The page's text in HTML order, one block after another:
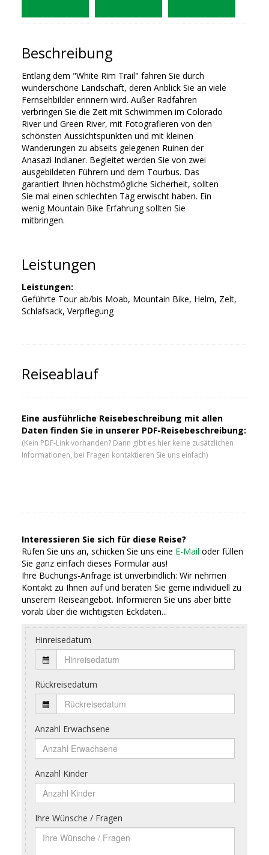
Beschreibung
Entlang dem "White Rim Trail" fahren Sie durch
wunderschöne Landschaft, deren Anblick Sie an viele
Fernsehbilder erinnern wird. Außer Radfahren
verbringen Sie die Zeit mit Schwimmen im Colorado
River und Green River, mit Fotografieren von den
schönsten Aussichtspunkten und mit kleinen
Wanderungen zu abseits gelegenen Ruinen der
Anasazi Indianer. Begleitet werden Sie von zwei
ausgebildeten Führern und dem Tourbus. Das
garantiert Ihnen höchstmögliche Sicherheit, sollten
Sie mal einen schlechten Tag erwischt haben. Ein
wenig Mountain Bike Erfahrung sollten Sie
mitbringen.
Leistungen
Leistungen:
Geführte Tour ab/bis Moab, Mountain Bike, Helm, Zelt,
Schlafsack, Verpflegung
Reiseablauf
Eine ausführliche Reisebeschreibung mit allen
Daten finden Sie in unserer PDF-Reisebeschreibung:
(Kein PDF-Link vorhanden? Dann gibt es hier keine zusätzlichen
Informationen, bei Fragen kontaktieren Sie uns einfach)
Interessieren Sie sich für diese Reise?
Rufen Sie uns an, schicken Sie uns eine E-Mail oder füllen
Sie ganz einfach dieses Formular aus!
Ihre Buchungs-Anfrage ist unverbindlich: Wir nehmen
Kontakt zu Ihnen auf und beraten Sie gerne individuell zu
unserem Reiseangebot. Informieren Sie uns aber bitte
vorab über die wichtigsten Eckdaten...